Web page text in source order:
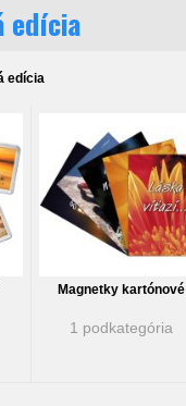
edícia
edícia
Magnetky kartónové
1 podkategória